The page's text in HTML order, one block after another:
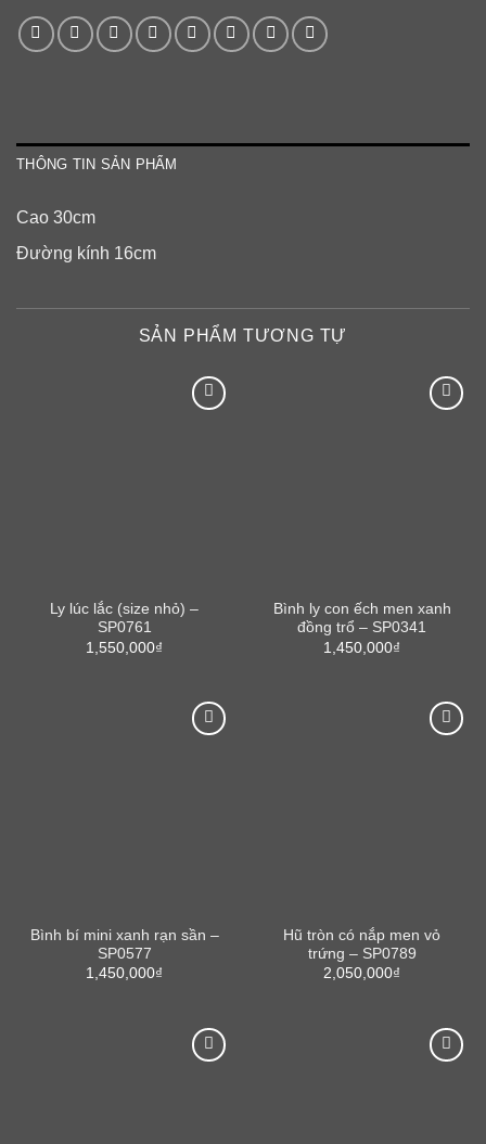
THÔNG TIN SẢN PHẨM
Cao 30cm
Đường kính 16cm
SẢN PHẨM TƯƠNG TỰ
Ly lúc lắc (size nhỏ) –
SP0761
1,550,000₫
Bình ly con ếch men xanh
đồng trổ – SP0341
1,450,000₫
Bình bí mini xanh rạn sần –
SP0577
1,450,000₫
Hũ tròn có nắp men vỏ
trứng – SP0789
2,050,000₫